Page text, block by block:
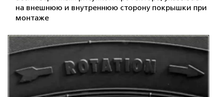
на внешнюю и внутреннюю сторону покрышки при
монтаже